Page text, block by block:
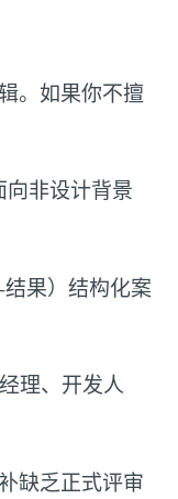
。如果你不擅
非设计背景
果）结构化案
理、开发人
缺乏正式评审